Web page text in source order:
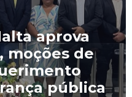
aprova
moções de
pública